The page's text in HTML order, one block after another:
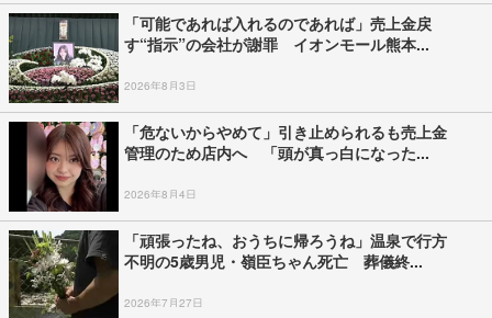
「可能であれば入れるのであれば」売上金戻
す“指示”の会社が謝罪 イオンモール熊本...
2026年8月3日
「危ないからやめて」引き止められるも売上金
管理のため店内へ 「頭が真っ白になった...
2026年8月4日
「頑張ったね、おうちに帰ろうね」温泉で行方
不明の5歳男児・嶺臣ちゃん死亡 葬儀終...
2026年7月27日